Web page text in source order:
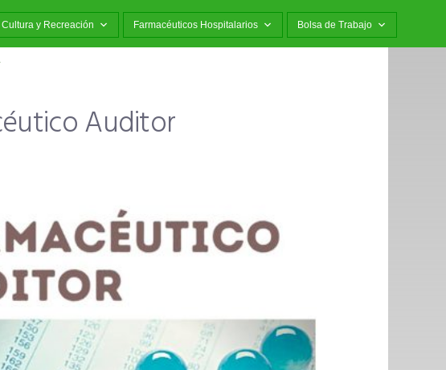
Cultura y Recreación Farmacéuticos Hospitalarios Bolsa de Trabajo
Auditor